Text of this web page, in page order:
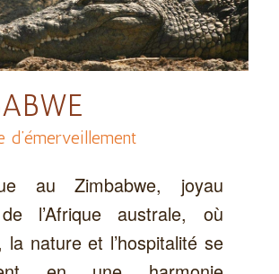
d’émerveillement
au Zimbabwe, joyau
l’Afrique australe, où
la nature et l’hospitalité se